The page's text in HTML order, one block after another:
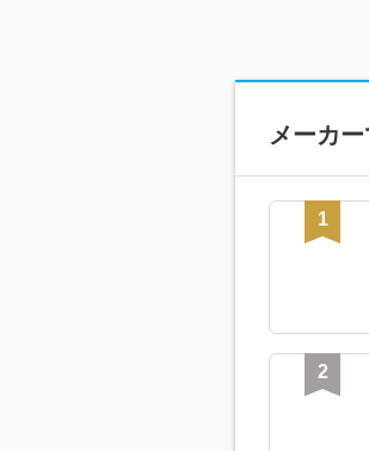
メーカ